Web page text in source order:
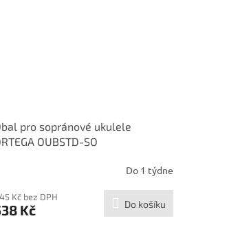
pro sopránové ukulele
OUBSTD-SO
Do 1 týdne
Kč bez DPH
Kč Do košíku